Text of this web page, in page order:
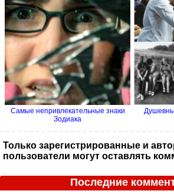
Самые непривлекательные знаки
Зодиака
Только зарегистрированные и
пользователи могут оставлять
Последние